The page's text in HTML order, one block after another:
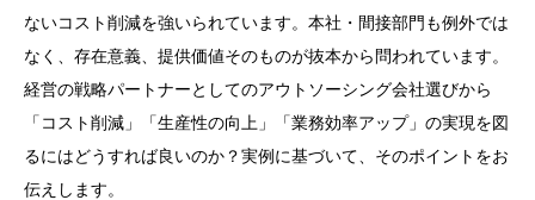
ないコスト削減を強いられています。本社・間接部門も例外では
なく、存在意義、提供価値そのものが抜本から問われています。
経営の戦略パートナーとしてのアウトソーシング会社選びから
「コスト削減」「生産性の向上」「業務効率アップ」の実現を図
るにはどうすれば良いのか？実例に基づいて、そのポイントをお
伝えします。